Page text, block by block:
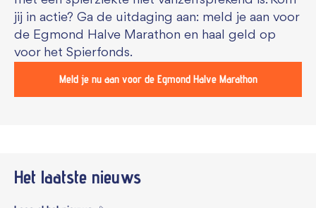
jij in actie? Ga de uitdaging aan: meld je aan voor
de Egmond Halve Marathon en haal geld op
voor het Spierfonds.
Meld je nu aan voor de Egmond Halve Marathon
Het laatste nieuws